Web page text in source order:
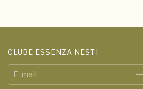
CLUBE ESSENZA NESTI